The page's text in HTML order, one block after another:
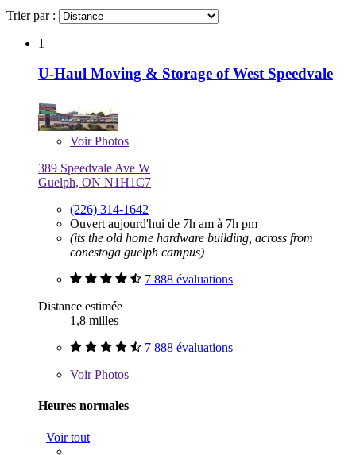
Trier par :
1
U-Haul Moving & Storage of West Speedvale
VoirPhotos
389 Speedvale Ave W
Guelph, ON N1H1C7
(226) 314-1642
Ouvert aujourd'hui de 7h am à 7h pm
(its the old home hardware building, across from
conestoga guelph campus)
7 888 évaluations
Distance estimée
1,8 milles
7 888 évaluations
VoirPhotos
Heures normales
Voir tout